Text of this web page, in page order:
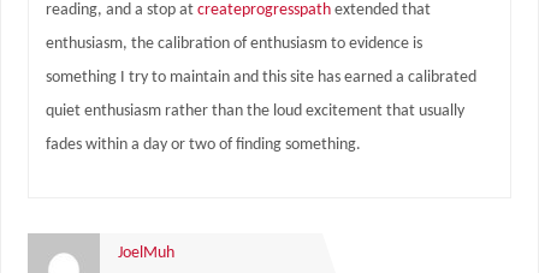
reading, and a stop at createprogresspathextended that
enthusiasm, the calibration of enthusiasm to evidence is
something I try to maintain and this site has earned a calibrated
quiet enthusiasm rather than the loud excitement that usually
fades within a day or two of finding something.
JoelMuh